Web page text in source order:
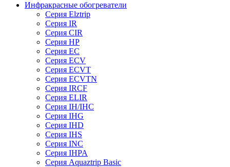
Инфракрасные обогреватели
Серия Elztrip
Серия IR
Серия CIR
Серия HP
Серия EC
Серия ECV
Серия ECVT
Серия ECVTN
Серия IRCF
Серия ELIR
Серия IH/IHC
Серия IHG
Серия IHD
Серия IHS
Серия INC
Серия IHPA
Серия Aquaztrip Basic